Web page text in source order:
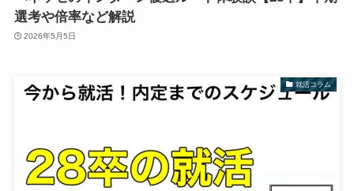
選考や倍率など解説
2026年5月5日
就活コラム